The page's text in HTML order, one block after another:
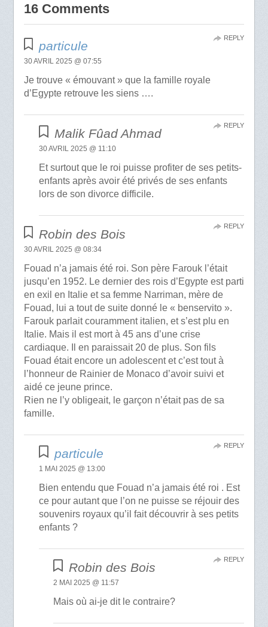
16 Comments
particule
30 AVRIL 2025 @ 07:55
Je trouve « émouvant » que la famille royale
d’Egypte retrouve les siens ….
REPLY
Malik Fûad Ahmad
30 AVRIL 2025 @ 11:10
Et surtout que le roi puisse profiter de ses petits-
enfants après avoir été privés de ses enfants
lors de son divorce difficile.
REPLY
Robin des Bois
30 AVRIL 2025 @ 08:34
Fouad n’a jamais été roi. Son père Farouk l’était
jusqu’en 1952. Le dernier des rois d’Egypte est parti
en exil en Italie et sa femme Narriman, mère de
Fouad, lui a tout de suite donné le « benservito ».
Farouk parlait couramment italien, et s’est plu en
Italie. Mais il est mort à 45 ans d’une crise
cardiaque. Il en paraissait 20 de plus. Son fils
Fouad était encore un adolescent et c’est tout à
l’honneur de Rainier de Monaco d’avoir suivi et
aidé ce jeune prince.
Rien ne l’y obligeait, le garçon n’était pas de sa
famille.
REPLY
particule
1 MAI 2025 @ 13:00
Bien entendu que Fouad n’a jamais été roi . Est
ce pour autant que l’on ne puisse se réjouir des
souvenirs royaux qu’il fait découvrir à ses petits
enfants ?
REPLY
Robin des Bois
2 MAI 2025 @ 11:57
Mais où ai-je dit le contraire?
REPLY